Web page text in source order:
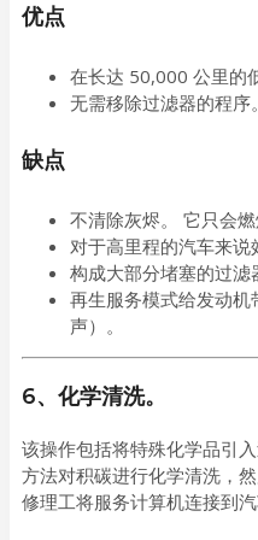
优点
在长达 50,000 公里的
无需移除过滤器的程序。
缺点
不清除灰烬。 它只会燃
对于高里程的汽车来
构成大部分堵塞的过滤
再生服务模式给发动
声）。
6、化学清洗。
该操作包括将特殊化学品引
方法对积碳进行化学清洗，
修理工将服务计算机连接到